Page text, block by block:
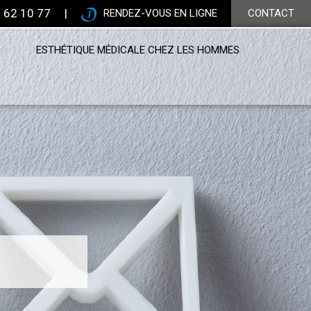
62 10 77 | RENDEZ-VOUS EN LIGNE CONTACT
ESTHÉTIQUE MÉDICALE CHEZ LES HOMMES